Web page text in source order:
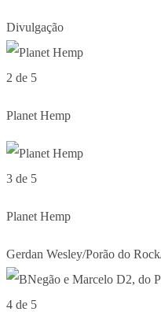
Divulgação
2 de 5
Planet Hemp
3 de 5
Planet Hemp
Gerdan Wesley/Porão do
4 de 5